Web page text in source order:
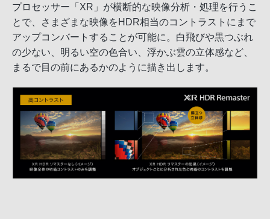
プロセッサー「XR」が横断的な映像分析・処理を行うこ
とで、さまざまな映像をHDR相当のコントラストにまで
アップコンバートすることが可能に。白飛びや黒つぶれ
の少ない、明るい空の色合い、浮かぶ雲の立体感など、
まるで目の前にあるかのように描き出します。